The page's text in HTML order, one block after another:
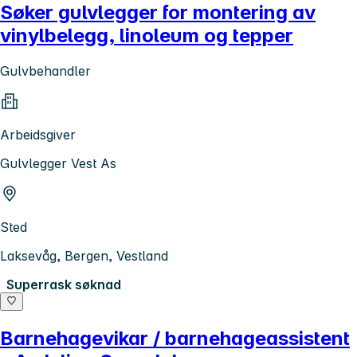
Søker gulvlegger for montering av
vinylbelegg, linoleum og tepper
Gulvbehandler
Arbeidsgiver
Gulvlegger Vest As
Sted
Laksevåg, Bergen, Vestland
Superrask søknad
Barnehagevikar / barnehageassistent